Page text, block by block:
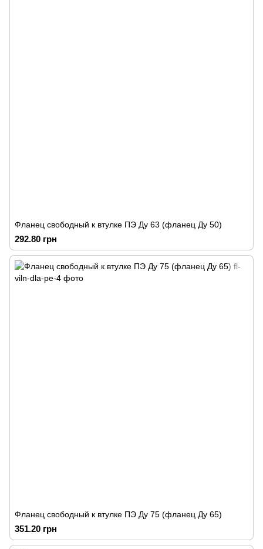
Фланец свободный к втулке ПЭ Ду 63 (фланец Ду 50)
292.80 грн
Фланец свободный к втулке ПЭ Ду 75 (фланец Ду 65)
351.20 грн